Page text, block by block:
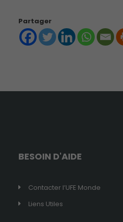
Partager
BESOIN D'AIDE
Contacter l’UFE Monde
Liens Utiles